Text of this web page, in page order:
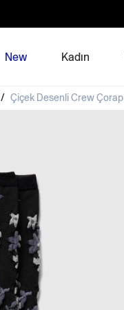
New Kadın
/ Çiçek Desenli Crew Çorap